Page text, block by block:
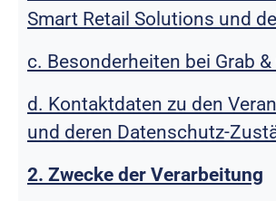
Smart Retail Solutions und
c. Besonderheiten bei Grab &
d. Kontaktdaten zu den
und deren Datenschutz-
2. Zwecke der Verarbeitung